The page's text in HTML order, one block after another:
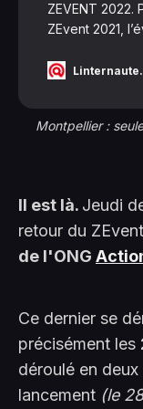
ZEVENT 2022.
ZEvent 2021,
s’interroger
Montpellier :
Il est là. Jeudi
retour du
de l'ONG
Ce dernier se
précisément les
déroulé en
lancement (le